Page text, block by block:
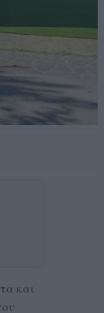
και